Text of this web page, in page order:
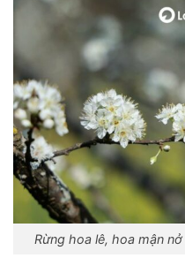
Rừng hoa lê, hoa mận